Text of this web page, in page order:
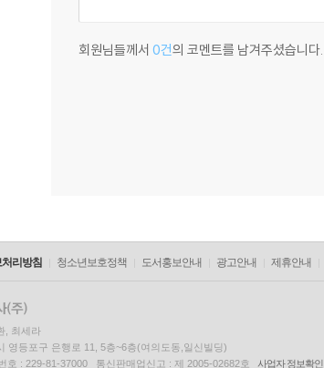
회원님들께서 0건의 코멘트를 남겨주셨습니다.
리방침 청소년보호정책 도서홍보안내 광고안내 제휴안내
, 최세라
영등포구 은행로 11, 5층~6층(여의도동,일신빌딩)
호 : 229-81-37000 통신판매업신고 : 제 2005-02682호
사업자 정보확인